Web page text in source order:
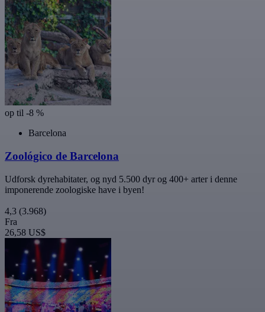
op til -8 %
Barcelona
Zoológico de Barcelona
Udforsk dyrehabitater, og nyd 5.500 dyr og 400+ arter i denne
imponerende zoologiske have i byen!
4,3 (3.968)
Fra
26,58 US$